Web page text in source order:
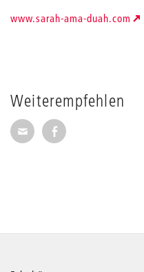
Weiterempfehlen
Seite per E-Mail
Seite auf
www.sarah-ama-duah.com